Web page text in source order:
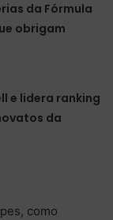
da Fórmula
obrigam
e lidera ranking
da
como